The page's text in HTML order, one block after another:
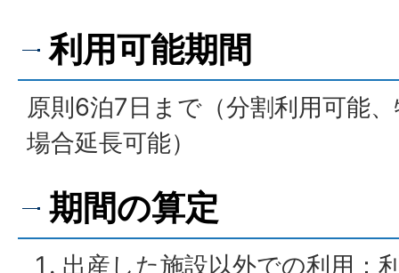
利用可能期間
原則6泊7日まで（分割利用可能
場合延長可能）
期間の算定
出産した施設以外での利用：